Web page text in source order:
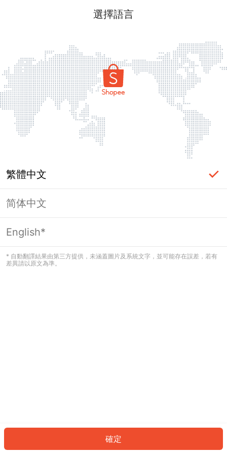
選擇語言
繁體中文
简体中文
English*
* 自動翻譯結果由第三方提供，未涵蓋圖片及系統文字，並可能存在誤差，若有
差異請以原文為準。
確定